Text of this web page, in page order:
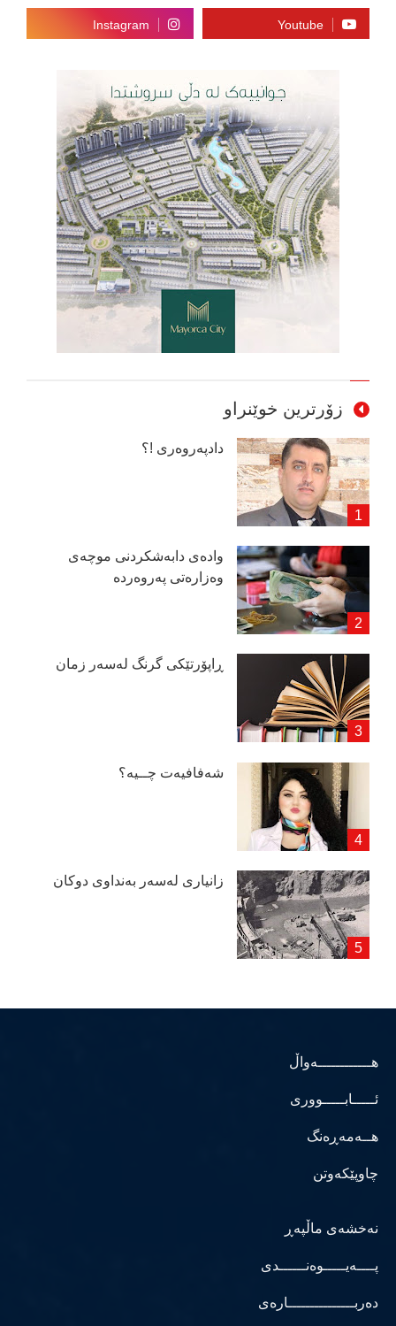
زۆرترین خوێنراو
دادپەروەری !؟
وادەی دابەشكردنی موچەی
وەزارەتی پەروەردە
ڕاپۆرتێكی گرنگ لەسەر زمان
شەفافیەت چــیە؟
زانیاری لەسەر بەنداوی دوكان
هــــــــــــەواڵ
ئـــــابـــــووری
هــەمەڕەنگ
چاوپێکەوتن
نەخشەی ماڵپەڕ
پــــەیـــــوەنــــــدی
دەربـــــــــــــــارەی